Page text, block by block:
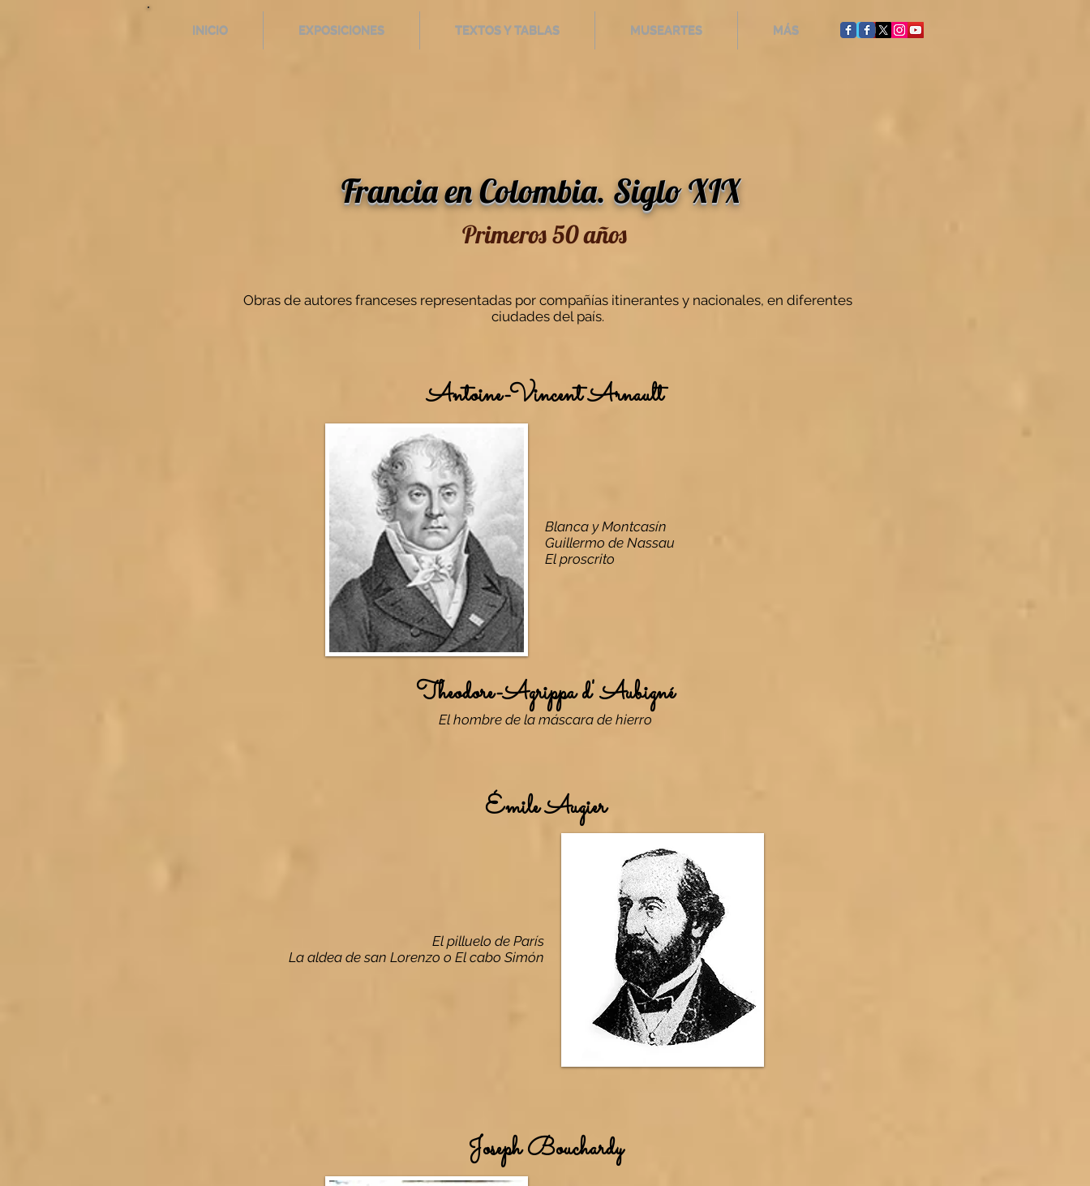
Francia en Colombia. Siglo XIX
Primeros 50 años
Obras de autores franceses representadas por compañías itinerantes y nacionales, en diferentes
ciudades del país.
Antoine-Vincent Arnault
Blanca y Montcasín
Guillermo de Nassau
El proscrito
Theodore-Agrippa d' Aubigné
El hombre de la máscara de hierro
Émile Augier
El pilluelo de París
La aldea de san Lorenzo o El cabo Simón
Joseph Bouchardy
INICIO EXPOSICIONES TEXTOS Y TABLAS MUSEARTES MÁS
INICIO EXPOSICIONES TEXTOS Y TABLAS MUSEARTES MÁS